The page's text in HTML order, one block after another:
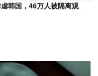
韩国，46万人被隔离观